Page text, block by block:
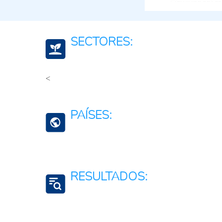
SECTORES:
<
Agricultura, silvicultura, y productos de la pesca
Agroalimentario (total)
Finanzas Bancario Seguros
PAÍSES:
RESULTADOS: